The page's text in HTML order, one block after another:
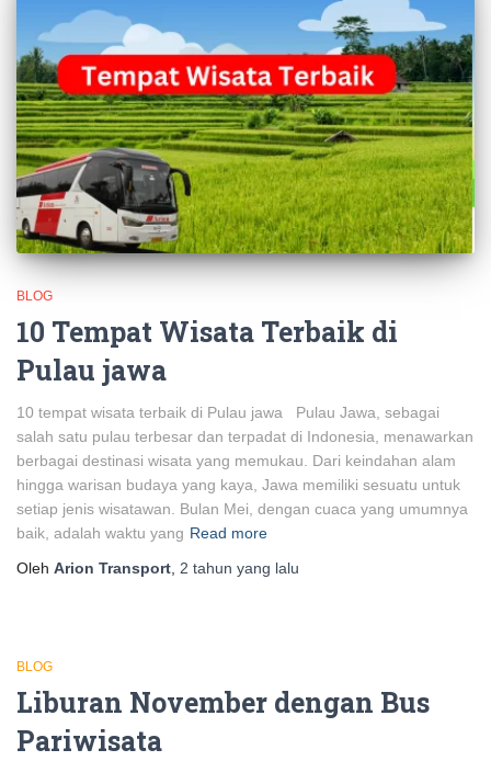
BLOG
10 Tempat Wisata Terbaik di
Pulau jawa
10 tempat wisata terbaik di Pulau jawa Pulau Jawa, sebagai
salah satu pulau terbesar dan terpadat di Indonesia, menawarkan
berbagai destinasi wisata yang memukau. Dari keindahan alam
hingga warisan budaya yang kaya, Jawa memiliki sesuatu untuk
setiap jenis wisatawan. Bulan Mei, dengan cuaca yang umumnya
baik, adalah waktu yang Read more
Oleh Arion Transport 2 tahun yang lalu
BLOG
Liburan November dengan Bus
Pariwisata